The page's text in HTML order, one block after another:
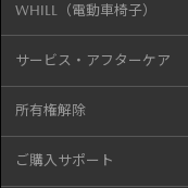
WHILL（電動車椅子）
サービス・アフターケア
所有権解除
ご購入サポート